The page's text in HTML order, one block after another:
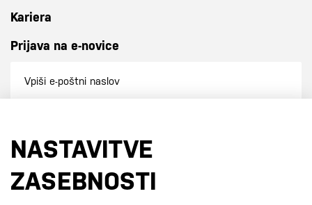
Kariera
Prijava na e-novice
S prijavo na e-novice se strinjate z
NASTAVITVE
ZASEBNOSTI